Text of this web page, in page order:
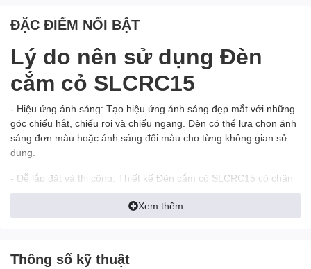
ĐẶC ĐIỂM NỔI BẬT
Lý do nên sử dụng Đèn
cắm cỏ SLCRC15
- Hiệu ứng ánh sáng: Tạo hiệu ứng ánh sáng đẹp mắt với những
góc chiếu hắt, chiếu rọi và chiếu ngang. Đèn có thể lựa chọn ánh
sáng đơn màu hoặc ánh sáng đổi màu cho từng không gian sử
dụng.
- Dễ lắp đặt và thi công: Thiết kế Đèn cắm cỏ SLCRC15 có chân
đế ngồi hoặc cắm trực tiếp xuống mặt đất, mặt cỏ rất dễ dạng lắp
đặt cho không gian sân vườn, ngoại cảnh.
Halogen hoặc bóng cao áp.
Xem thêm
Thông số kỹ thuật